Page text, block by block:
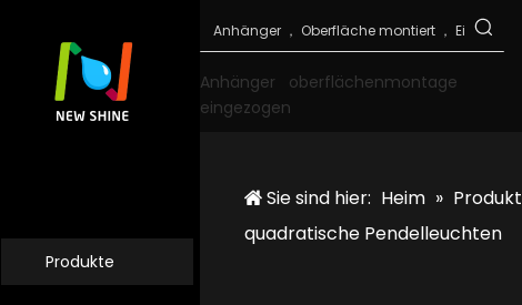
Anhänger
oberflächenmontage
eingezogen
Produkte
Sie sind hier: Heim »
quadratische Pendelleuchten